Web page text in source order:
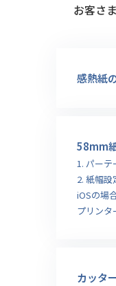
お客さ
感熱紙
58mm
1. パー
2. 紙幅設
iOSの場
プリンタ
カッタ